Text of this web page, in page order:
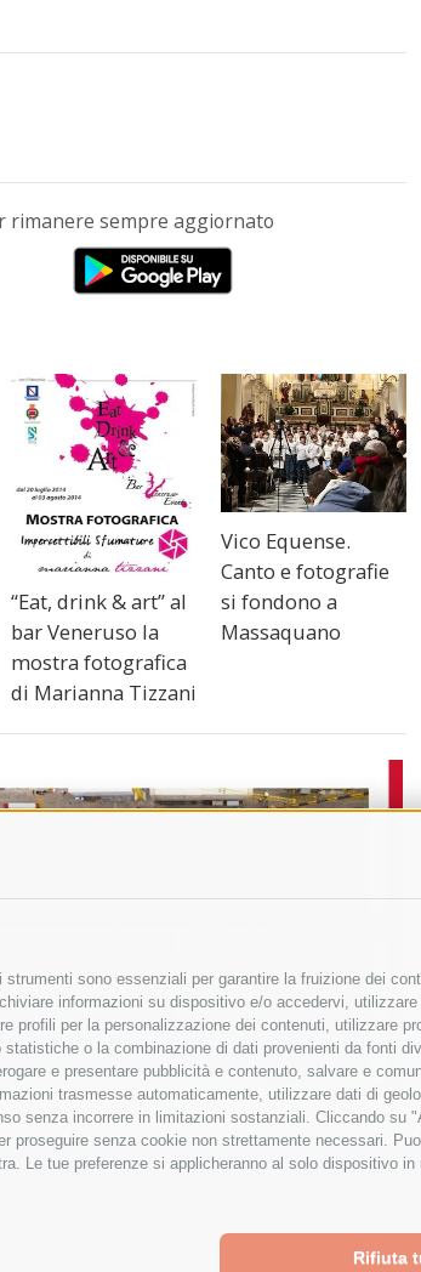
sono essenziali per garantire la fruizione dei
informazioni su dispositivo e/o accedervi,
profili per la personalizzazione dei contenuti, utilizzare
o la combinazione di dati provenienti da fonti
e presentare pubblicità e contenuto, salvare e
trasmesse automaticamente, utilizzare dati di
senza incorrere in limitazioni sostanziali. Cliccando
senza cookie non strettamente necessari.
Le tue preferenze si applicheranno al solo dispositivo in
Rifiuta
rimanere sempre aggiornato
“Eat, drink & art” al
bar Veneruso la
mostra fotografica
di Marianna Tizzani
Vico Equense.
Canto e fotografie
si fondono a
Massaquano